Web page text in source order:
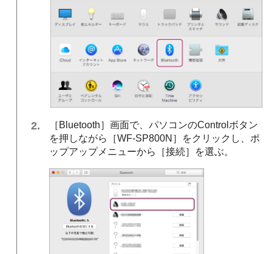
［ Bluetooth］画面で、パソコンのControlボタン
を押しながら［WF-SP800N ］をクリックし、ポ
ップアップメニューから［接続］を選ぶ。